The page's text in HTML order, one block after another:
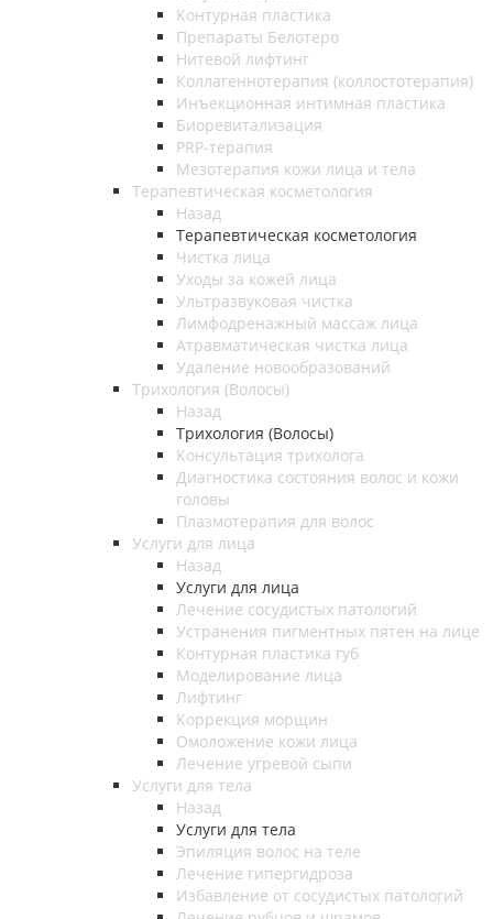
Контурная пластика
Препараты Белотеро
Нитевой лифтинг
Коллагеннотерапия (коллостотерапия)
Инъекционная интимная пластика
Биоревитализация
PRP-терапия
Мезотерапия кожи лица и тела
Терапевтическая косметология
Назад
Терапевтическая косметология
Чистка лица
Уходы за кожей лица
Ультразвуковая чистка
Лимфодренажный массаж лица
Атравматическая чистка лица
Удаление новообразований
Трихология (Волосы)
Назад
Трихология (Волосы)
Консультация трихолога
Диагностика состояния волос и кожи
головы
Плазмотерапия для волос
Услуги для лица
Назад
Услуги для лица
Лечение сосудистых патологий
Устранения пигментных пятен на лице
Контурная пластика губ
Моделирование лица
Лифтинг
Коррекция морщин
Омоложение кожи лица
Лечение угревой сыпи
Услуги для тела
Назад
Услуги для тела
Эпиляция волос на теле
Лечение гипергидроза
Избавление от сосудистых патологий